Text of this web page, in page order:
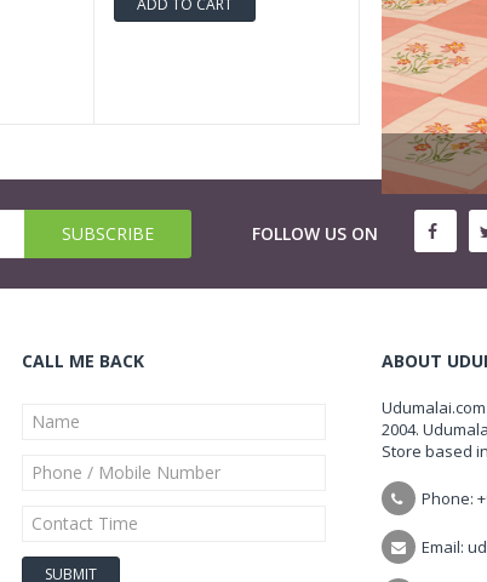
FOLLOW US ON
CALL ME BACK ABOUT
2004.
Store based
Phone:
Email: